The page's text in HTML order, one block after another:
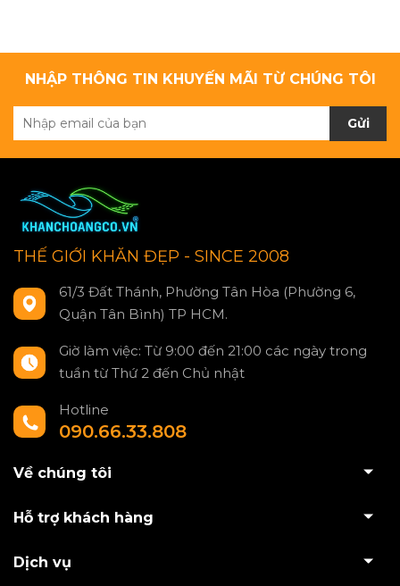
NHẬP THÔNG TIN KHUYẾN MÃI TỪ CHÚNG TÔI
Gửi
THẾ GIỚI KHĂN ĐẸP - SINCE 2008
61/3 Đất Thánh, Phường Tân Hòa (Phường 6,
Quận Tân Bình) TP HCM.
Giờ làm việc: Từ 9:00 đến 21:00 các ngày trong
tuần từ Thứ 2 đến Chủ nhật
Hotline
090.66.33.808
Về chúng tôi
Hỗ trợ khách hàng
Dịch vụ